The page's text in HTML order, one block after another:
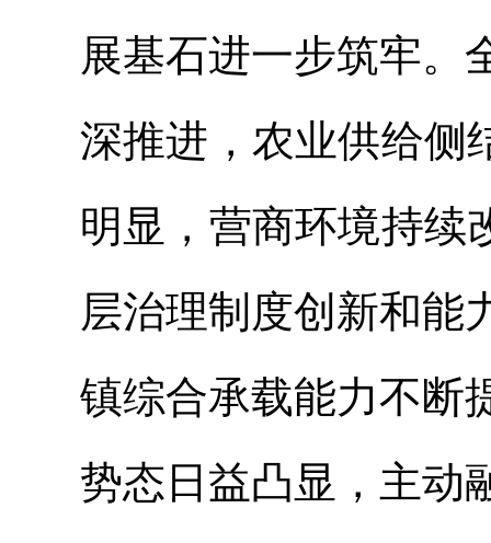
展基石进一步筑牢。
深推进，农业供给侧
明显，营商环境持续
层治理制度创新和能
镇综合承载能力不断
势态日益凸显，主动